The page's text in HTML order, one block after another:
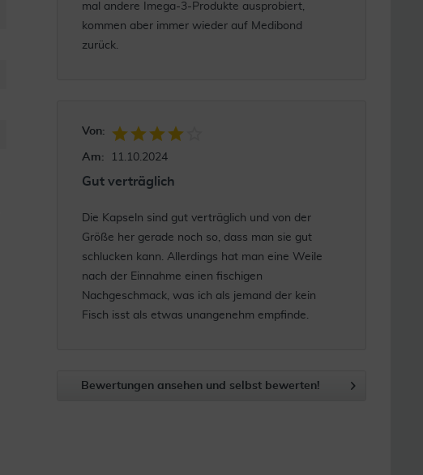
mal andere Imega-3-Produkte ausprobiert,
kommen aber immer wieder auf Medibond
zurück.
Von:
Am: 11.10.2024
Gut verträglich
Die Kapseln sind gut verträglich und von der
Größe her gerade noch so, dass man sie gut
schlucken kann. Allerdings hat man eine Weile
nach der Einnahme einen fischigen
Nachgeschmack, was ich als jemand der kein
Fisch isst als etwas unangenehm empfinde.
Bewertungen ansehen und selbst bewerten!